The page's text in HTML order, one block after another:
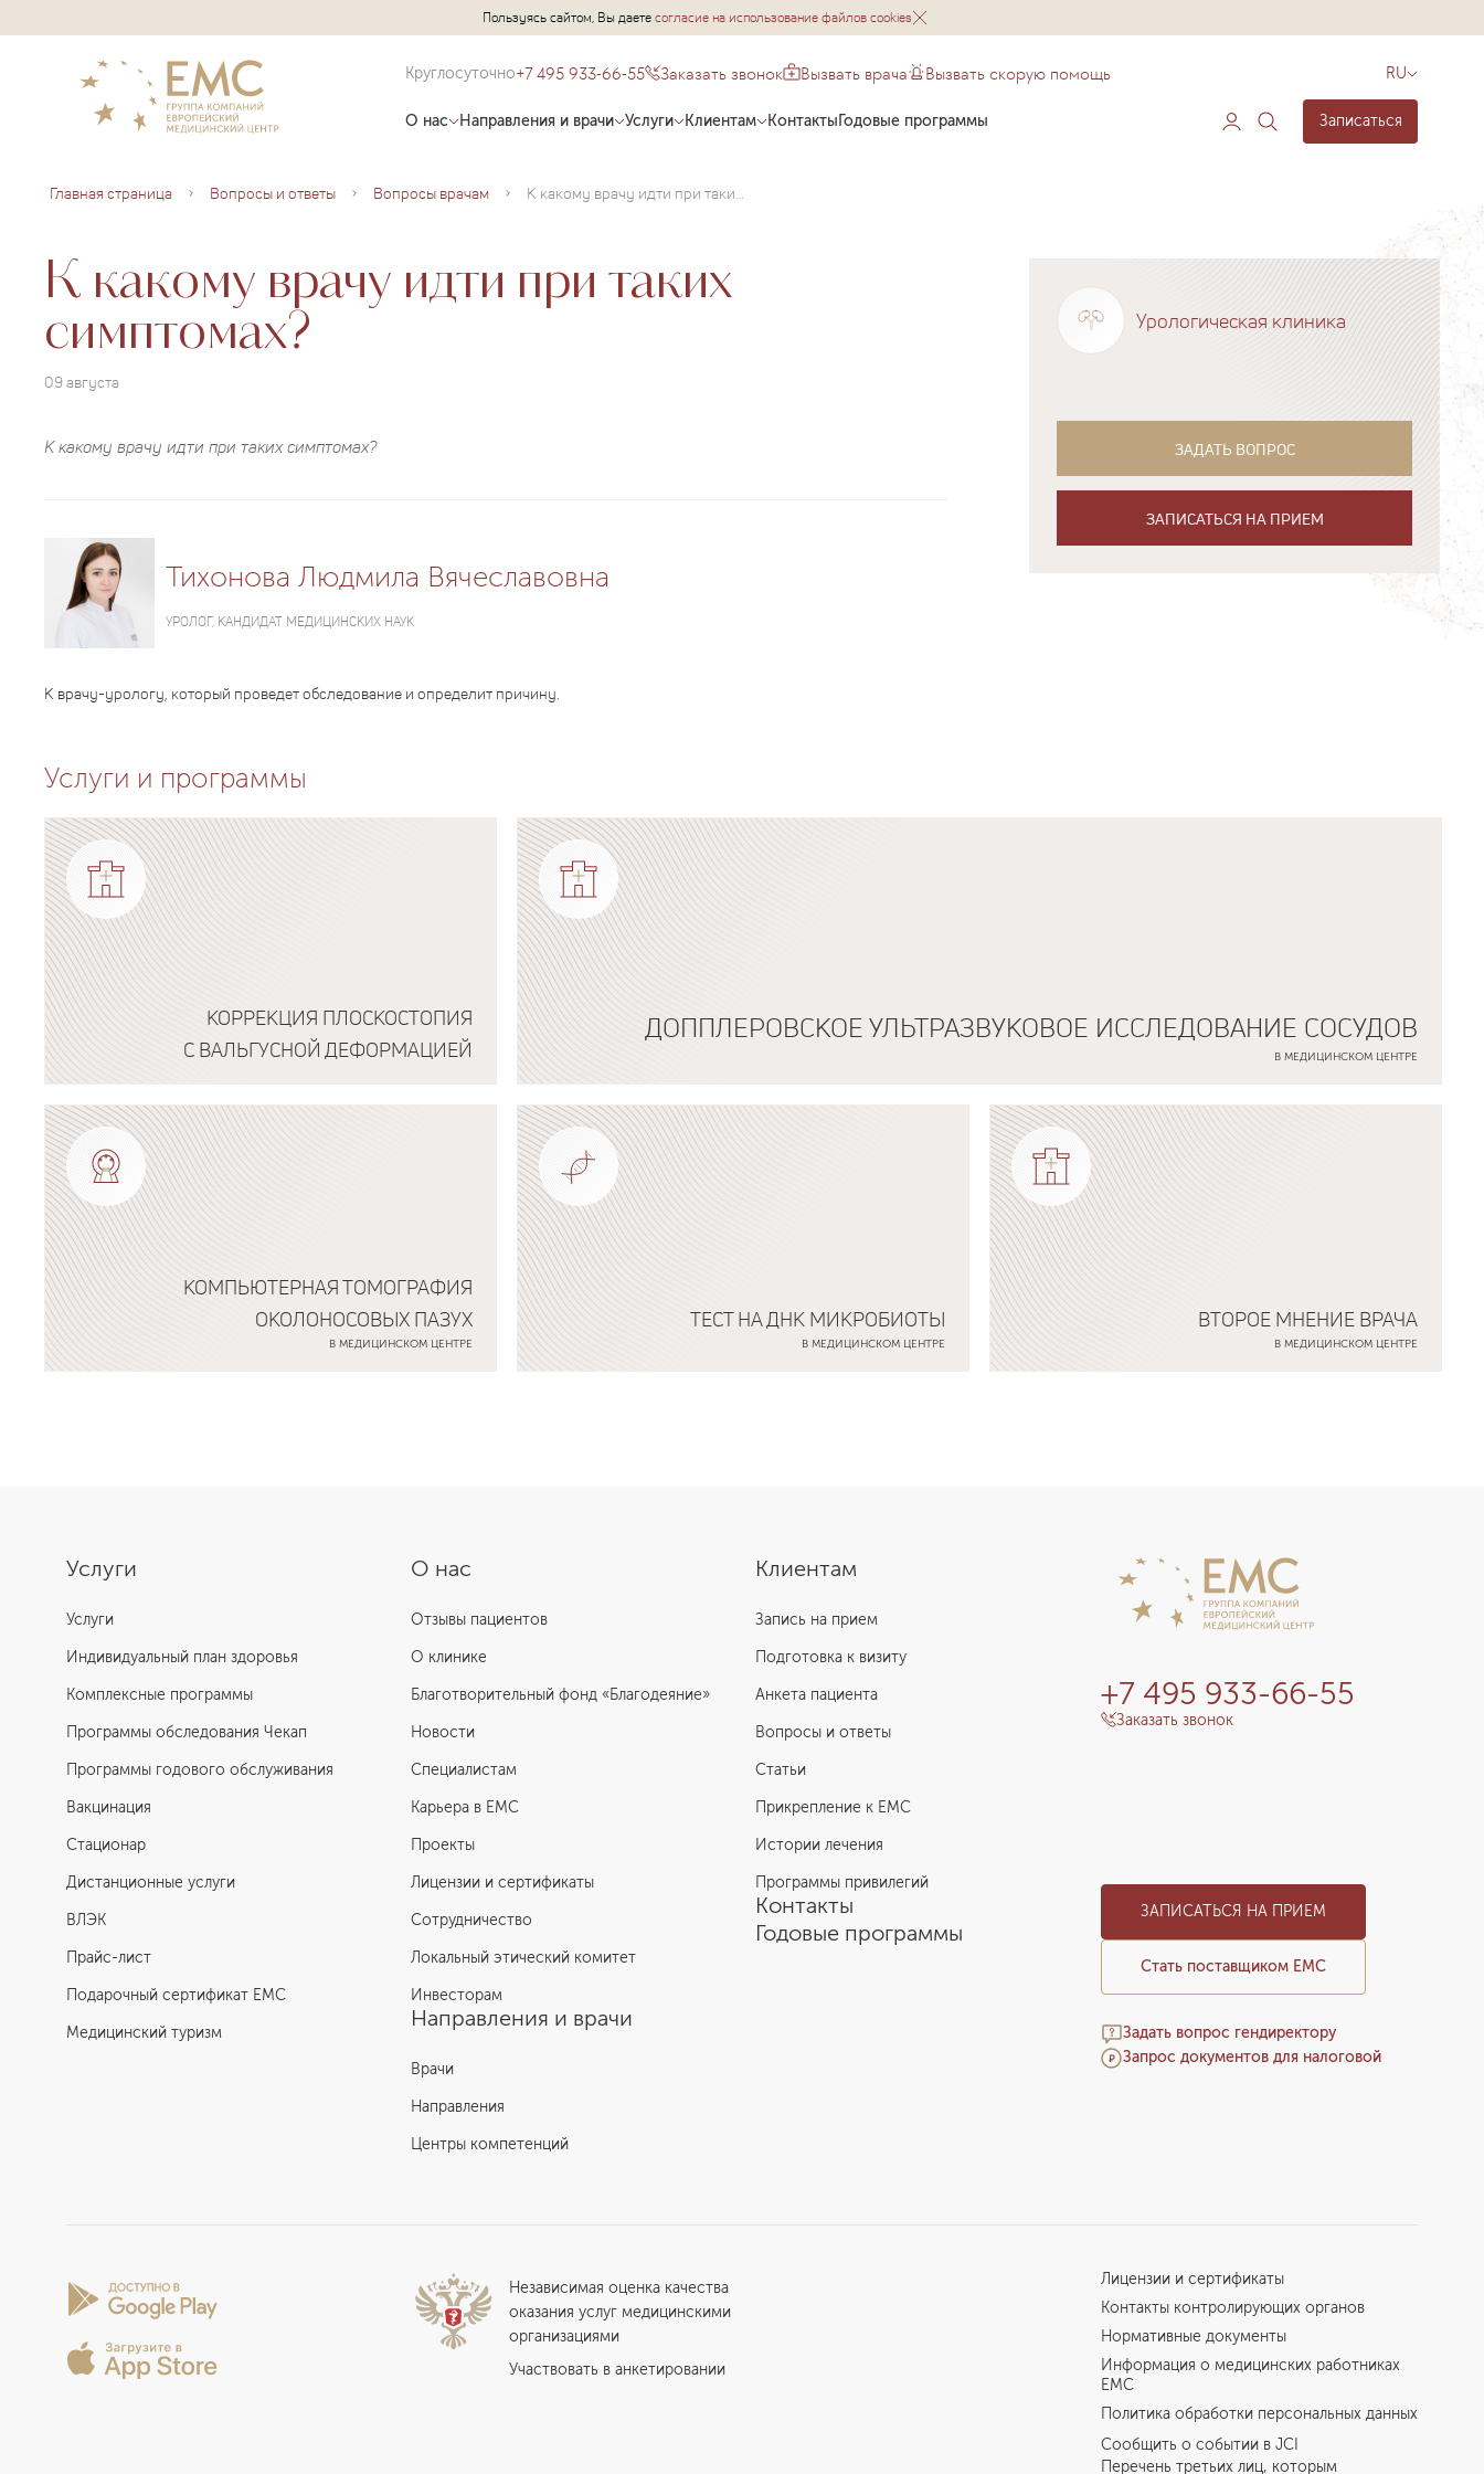
Пользуясь сайтом, Вы даетесогласие на использование файлов cookies
Круглосуточно+7 495 933-66-55 Заказать звонок Вызвать врача Вызвать скорую помощь RU
О нас Направления и врачи Услуги Клиентам КонтактыГодовые программы Записаться
Главная страница Вопросы и ответы Вопросы врачам К какому врачу идти при таких симптомах?
К какому врачу идти при таких
симптомах?
09 августа
К какому врачу идти при таких симптомах?
Тихонова Людмила Вячеславовна
УРОЛОГ, КАНДИДАТ МЕДИЦИНСКИХ НАУК
К врачу-урологу, который проведет обследование и определит причину.
Урологическая клиника
ЗАДАТЬ ВОПРОС
ЗАПИСАТЬСЯ НА ПРИЕМ
Услуги и программы
КОРРЕКЦИЯ ПЛОСКОСТОПИЯ
С ВАЛЬГУСНОЙ ДЕФОРМАЦИЕЙ
Подробнее о программе
ДОППЛЕРОВСКОЕ УЛЬТРАЗВУКОВОЕ ИССЛЕДОВАНИЕ СОСУДОВ
В МЕДИЦИНСКОМ ЦЕНТРЕ
Подробнее о программе
КОМПЬЮТЕРНАЯ ТОМОГРАФИЯ
ОКОЛОНОСОВЫХ ПАЗУХ
В МЕДИЦИНСКОМ ЦЕНТРЕ
ТЕСТ НА ДНК МИКРОБИОТЫ
В МЕДИЦИНСКОМ ЦЕНТРЕ
ВТОРОЕ МНЕНИЕ ВРАЧА
В МЕДИЦИНСКОМ ЦЕНТРЕ
О нас
Отзывы пациентов
О клинике
Благотворительный фонд «Благодеяние»
Новости
Специалистам
Карьера в ЕМС
Проекты
Лицензии и сертификаты
Сотрудничество
Локальный этический комитет
Инвесторам
Направления и врачи
Врачи
Направления
Центры компетенций
Услуги
Услуги
Индивидуальный план здоровья
Комплексные программы
Программы обследования Чекап
Программы годового обслуживания
Вакцинация
Стационар
Дистанционные услуги
ВЛЭК
Прайс-лист
Подарочный сертификат EMC
Медицинский туризм
Клиентам
Запись на прием
Подготовка к визиту
Анкета пациента
Вопросы и ответы
Статьи
Прикрепление к EMC
Истории лечения
Программы привилегий
Контакты
Годовые программы
+7 495 933-66-55
Заказать звонок
ЗАПИСАТЬСЯ НА ПРИЕМ
Стать поставщиком ЕМС
Задать вопрос гендиректору
Запрос документов для налоговой
Независимая оценка качества
оказания услуг медицинскими
организациями
Участвовать в анкетировании
Лицензии и сертификаты
Контакты контролирующих органов
Нормативные документы
Информация о медицинских работниках
EMC
Политика обработки персональных данных
Сообщить о событии в JCI
Перечень третьих лиц, которым